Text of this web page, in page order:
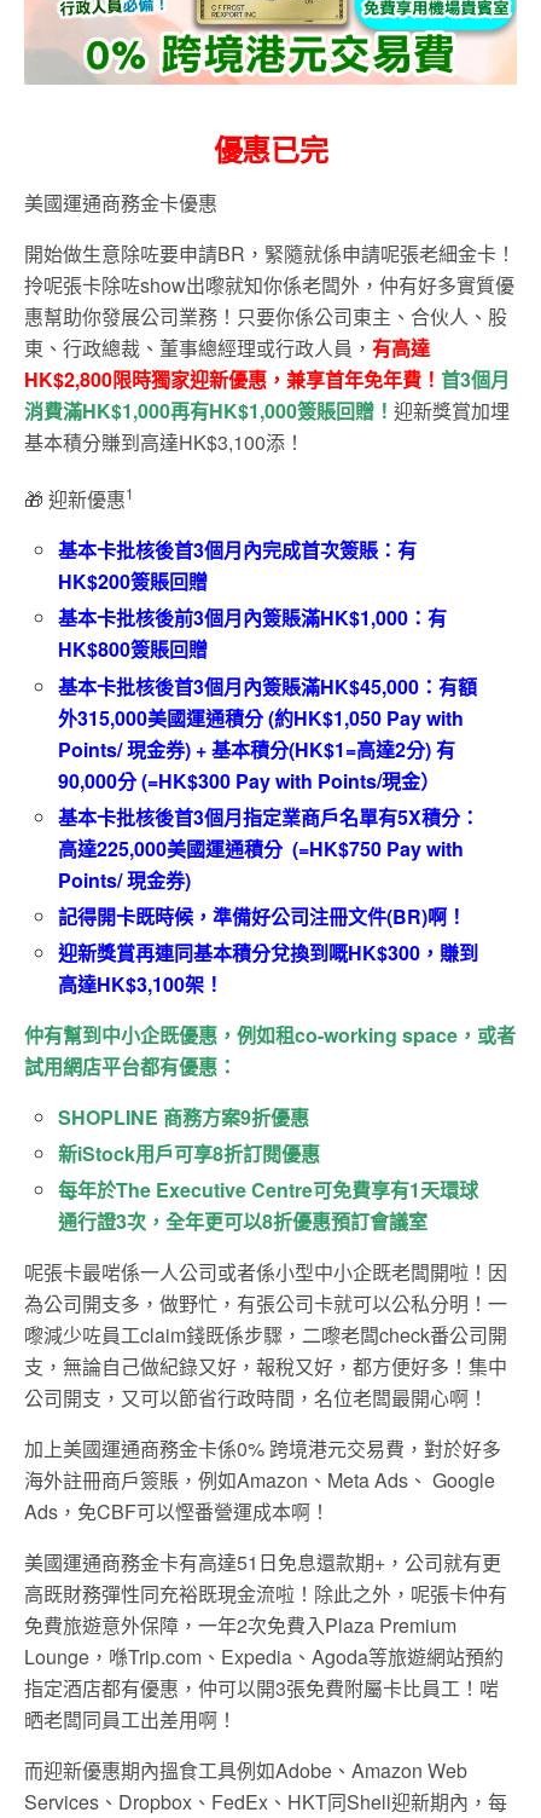
優惠已完
美國運通商務金卡優惠
開始做生意除咗要申請BR，緊隨就係申請呢張老細金卡！
拎呢張卡除咗show出嚟就知你係老闆外，仲有好多實質優
惠幫助你發展公司業務！只要你係公司東主、合伙人、股
東、行政總裁、董事總經理或行政人員， 有高達
HK$2,800限時獨家迎新優惠，兼享首年免年費！ 首3個月
消費滿HK$1,000再有HK$1,000簽賬回贈！ 迎新獎賞加埋
基本積分賺到高達HK$3,100添！
🎁 迎新優惠1
基本卡批核後首3個月內完成首次簽賬：有
HK$200簽賬回贈
基本卡批核後前3個月內簽賬滿HK$1,000：有
HK$800簽賬回贈
基本卡批核後首3個月內簽賬滿HK$45,000：有額
外315,000美國運通積分 (約HK$1,050 Pay with
Points/ 現金券) + 基本積分(HK$1=高達2分) 有
90,000分 (=HK$300 Pay with Points/現金）
基本卡批核後首3個月指定業商戶名單有5X積分：
高達225,000美國運通積分 (=HK$750 Pay with
Points/ 現金券)
記得開卡既時候，準備好公司注冊文件(BR)啊！
迎新獎賞再連同基本積分兌換到嘅HK$300，賺到
高達HK$3,100架！
仲有幫到中小企既優惠，例如租co-working space ，或者
試用網店平台都有優惠 ：
SHOPLINE 商務方案9折優惠
新iStock用戶可享8折訂閱優惠
每年於The Executive Centre可免費享有1天環球
通行證3次，全年更可以8折優惠預訂會議室
呢張卡最啱係一人公司或者係小型中小企既老闆開啦！因
為公司開支多，做野忙，有張公司卡就可以公私分明！一
嚟減少咗員工claim錢既係步驟，二嚟老闆check番公司開
支，無論自己做紀錄又好，報稅又好，都方便好多！集中
公司開支，又可以節省行政時間，名位老闆最開心啊！
加上美國運通商務金卡係0% 跨境港元交易費，對於好多
海外註冊商戶簽賬，例如Amazon、Meta Ads、 Google
Ads，免CBF可以慳番營運成本啊！
美國運通商務金卡有高達51日免息還款期+，公司就有更
高既財務彈性同充裕既現金流啦！除此之外，呢張卡仲有
免費旅遊意外保障，一年2次免費入Plaza Premium
Lounge，喺Trip.com、Expedia、Agoda等旅遊網站預約
指定酒店都有優惠，仲可以開3張免費附屬卡比員工！啱
晒老闆同員工出差用啊！
而迎新優惠期內搵食工具例如Adobe、Amazon Web
Services、Dropbox、FedEx、HKT同Shell迎新期內，每